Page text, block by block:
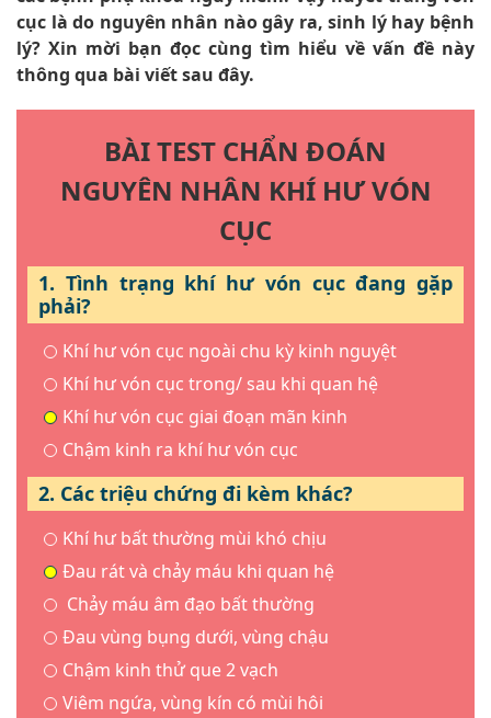
cục là do nguyên nhân nào gây ra, sinh lý hay bệnh
lý? Xin mời bạn đọc cùng tìm hiểu về vấn đề này
thông qua bài viết sau đây.
BÀI TEST CHẨN ĐOÁN
NGUYÊN NHÂN KHÍ HƯ VÓN
CỤC
1. Tình trạng khí hư vón cục đang gặp
phải?
Khí hư vón cục ngoài chu kỳ kinh nguyệt
Khí hư vón cục trong/ sau khi quan hệ
Khí hư vón cục giai đoạn mãn kinh
Chậm kinh ra khí hư vón cục
2. Các triệu chứng đi kèm khác?
Khí hư bất thường mùi khó chịu
Đau rát và chảy máu khi quan hệ
Chảy máu âm đạo bất thường
Đau vùng bụng dưới, vùng chậu
Chậm kinh thử que 2 vạch
Viêm ngứa, vùng kín có mùi hôi